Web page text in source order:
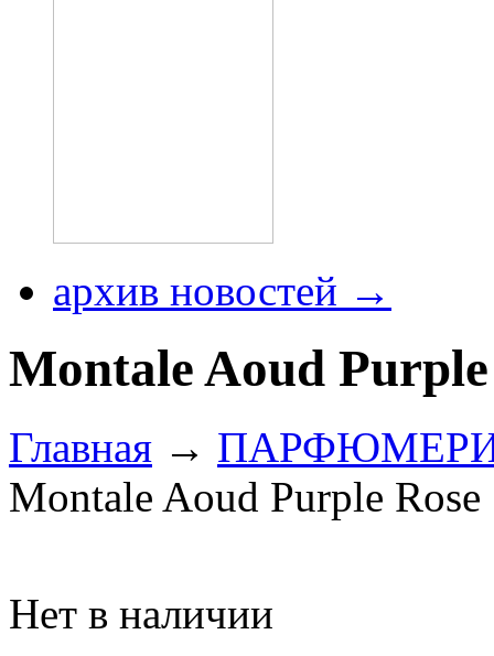
архив новостей →
Montale Aoud Purple
Главная →
Montale Aoud Purple Rose
Нет в наличии